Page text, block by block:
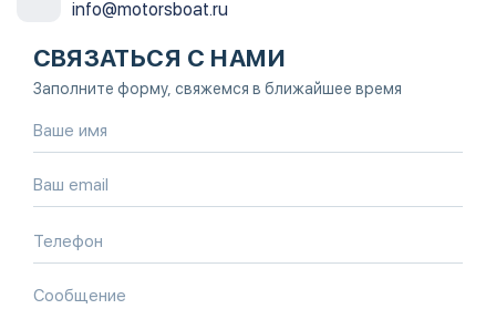
info@motorsboat.ru
СВЯЗАТЬСЯ С НАМИ
Заполните форму, свяжемся в ближайшее время